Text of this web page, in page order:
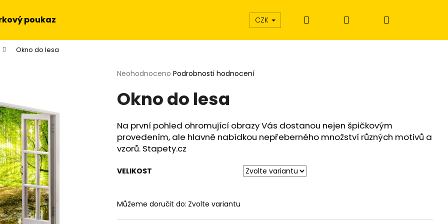
poukaz CZK Hledat PřihlášeníNákupní
Okno do lesa
Průměrné
produktu
je
z
5
hvězdiček.
Neohodnoceno Podrobnosti hodnocení
Okno do lesa
Na první pohled ohromující obrazy Vás dostanou nejen špičkovým
provedením, ale hlavně nabídkou nepřeberného množství různých motivů a
vzorů. Stapety.cz
VELIKOST
Můžeme doručit do: Zvolte variantu
Co potřebujete najít?
HLEDAT
Doporučujeme
NA STĚNU - SLUNEČNICE